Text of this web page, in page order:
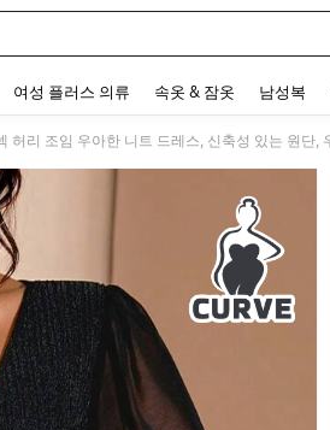
여성 플러스 의류 속옷 & 잠옷 남성복